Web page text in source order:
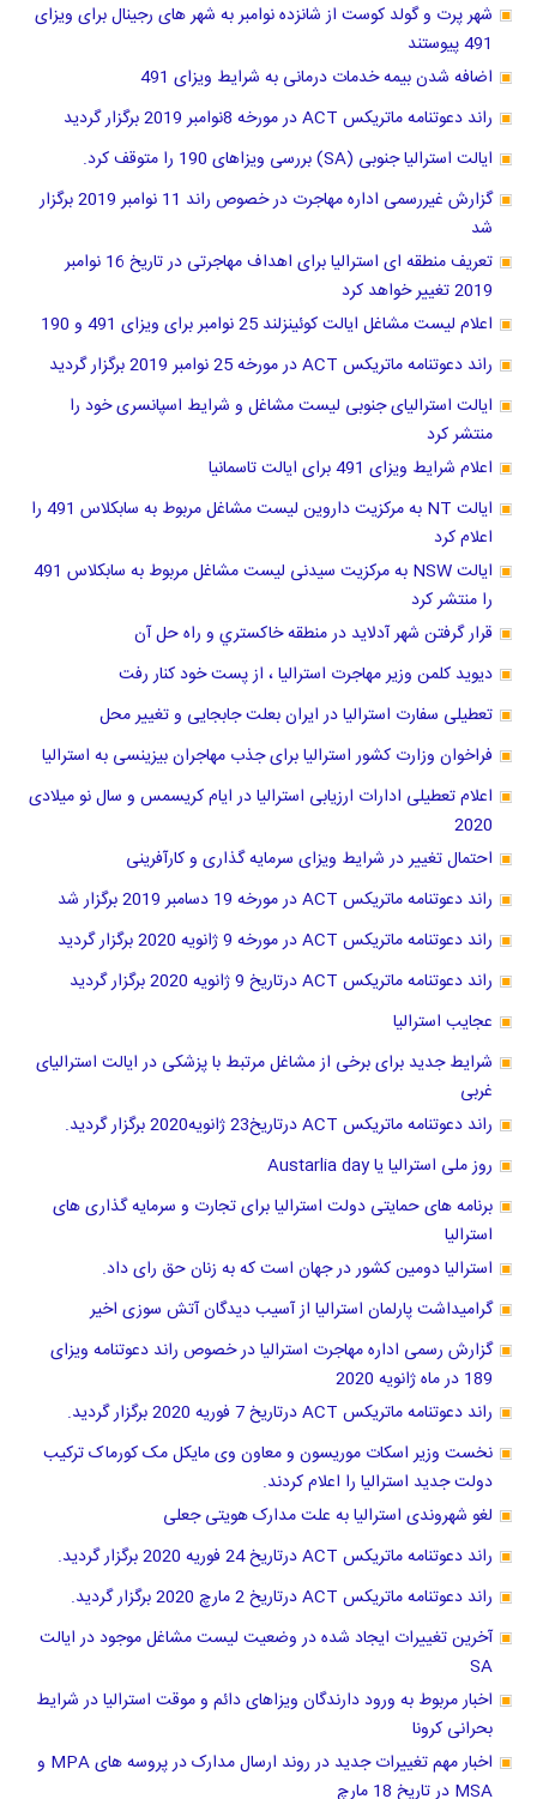
شهر پرت و گولد کوست از شانزده نوامبر به شهر های رجینال برای ویزای
491 پیوستند
اضافه شدن بیمه خدمات درمانی به شرایط ویزای 491
راند دعوتنامه ماتریکس ACT در مورخه 8نوامبر 2019 برگزار گردید
ایالت استرالیا جنوبی (SA) بررسی ویزاهای 190 را متوقف کرد.
گزارش غیررسمی اداره مهاجرت در خصوص راند 11 نوامبر 2019 برگزار
شد
تعریف منطقه ای استرالیا برای اهداف مهاجرتی در تاریخ 16 نوامبر
2019 تغییر خواهد کرد
اعلام لیست مشاغل ایالت کوئینزلند 25 نوامبر برای ویزای 491 و 190
راند دعوتنامه ماتریکس ACT در مورخه 25 نوامبر 2019 برگزار گردید
ایالت استرالیای جنوبی لیست مشاغل و شرایط اسپانسری خود را
منتشر کرد
اعلام شرایط ویزای 491 برای ایالت تاسمانیا
ایالت NT به مرکزیت داروین لیست مشاغل مربوط به سابکلاس 491 را
اعلام کرد
ایالت NSW به مرکزیت سیدنی لیست مشاغل مربوط به سابکلاس 491
را منتشر کرد
قرار گرفتن شهر آدلاید در منطقه خاكستري و راه حل آن
دیوید کلمن وزیر مهاجرت استرالیا ، از پست خود کنار رفت
تعطیلی سفارت استرالیا در ایران بعلت جابجایی و تغییر محل
فراخوان وزارت کشور استرالیا برای جذب مهاجران بیزینسی به استرالیا
اعلام تعطیلی ادارات ارزیابی استرالیا در ایام کریسمس و سال نو میلادی
2020
احتمال تغییر در شرایط ویزای سرمایه گذاری و کارآفرینی
راند دعوتنامه ماتریکس ACT در مورخه 19 دسامبر 2019 برگزار شد
راند دعوتنامه ماتریکس ACT در مورخه 9 ژانویه 2020 برگزار گردید
راند دعوتنامه ماتریکس ACT درتاریخ 9 ژانویه 2020 برگزار گردید
عجایب استرالیا
شرایط جدید برای برخی از مشاغل مرتبط با پزشکی در ایالت استرالیای
غربی
راند دعوتنامه ماتریکس ACT درتاریخ23 ژانویه2020 برگزار گردید.
روز ملی استرالیا یا Austarlia day
برنامه های حمایتی دولت استرالیا برای تجارت و سرمایه گذاری های
استرالیا
استرالیا دومین کشور در جهان است که به زنان حق رای داد.
گرامیداشت پارلمان استرالیا از آسیب دیدگان آتش سوزی اخیر
گزارش رسمی اداره مهاجرت استرالیا در خصوص راند دعوتنامه ویزای
189 در ماه ژانویه 2020
راند دعوتنامه ماتریکس ACT درتاریخ 7 فوریه 2020 برگزار گردید.
نخست وزیر اسکات موریسون و معاون وی مایکل مک کورماک ترکیب
دولت جدید استرالیا را اعلام کردند.
لغو شهروندی استرالیا به علت مدارک هویتی جعلی
راند دعوتنامه ماتریکس ACT درتاریخ 24 فوریه 2020 برگزار گردید.
راند دعوتنامه ماتریکس ACT درتاریخ 2 مارچ 2020 برگزار گردید.
آخرین تغییرات ایجاد شده در وضعیت لیست مشاغل موجود در ایالت
SA
اخبار مربوط به ورود دارندگان ویزاهای دائم و موقت استرالیا در شرایط
بحرانی کرونا
اخبار مهم تغییرات جدید در روند ارسال مدارک در پروسه های MPA و
MSA در تاریخ 18 مارچ